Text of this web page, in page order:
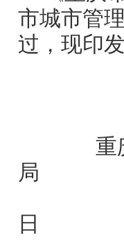
市城市管
过，现印
重庆
日